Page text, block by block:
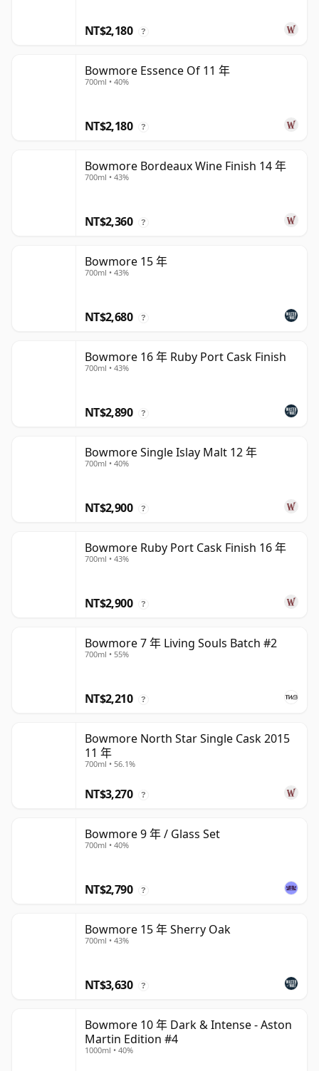
NT$2,180 ?
Bowmore Essence Of 11 年
700ml • 40%
NT$2,180 ?
Bowmore Bordeaux Wine Finish 14 年
700ml • 43%
NT$2,360 ?
Bowmore 15 年
700ml • 43%
NT$2,680 ?
Bowmore 16 年 Ruby Port Cask Finish
700ml • 43%
NT$2,890 ?
Bowmore Single Islay Malt 12 年
700ml • 40%
NT$2,900 ?
Bowmore Ruby Port Cask Finish 16 年
700ml • 43%
NT$2,900 ?
Bowmore 7 年 Living Souls Batch #2
700ml • 55%
NT$2,210 ?
Bowmore North Star Single Cask 2015
11 年
700ml • 56.1%
NT$3,270 ?
Bowmore 9 年 / Glass Set
700ml • 40%
NT$2,790 ?
Bowmore 15 年 Sherry Oak
700ml • 43%
NT$3,630 ?
Bowmore 10 年 Dark & Intense - Aston
Martin Edition #4
1000ml • 40%